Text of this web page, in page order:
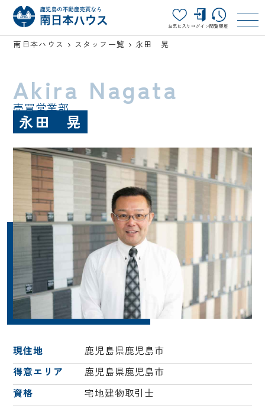
お気に入り ログイン閲覧履歴
南日本ハウス スタッフ一覧 永田 晃
Akira Nagata
売買営業部
永田 晃
現住地
鹿児島県鹿児島市
得意エリア
鹿児島県鹿児島市
資格
宅地建物取引士